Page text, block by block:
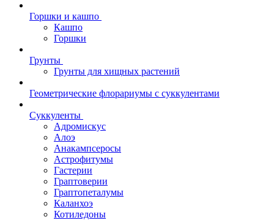
Горшки и кашпо
Кашпо
Горшки
Грунты
Грунты для хищных растений
Геометрические флорариумы с суккулентами
Суккуленты
Адромискус
Алоэ
Анакампсеросы
Астрофитумы
Гастерии
Граптоверии
Граптопеталумы
Каланхоэ
Котиледоны